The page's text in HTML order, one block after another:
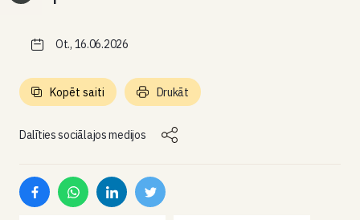
Ot., 16.06.2026
Dalīties sociālajos medijos
Kopēt saiti Drukāt